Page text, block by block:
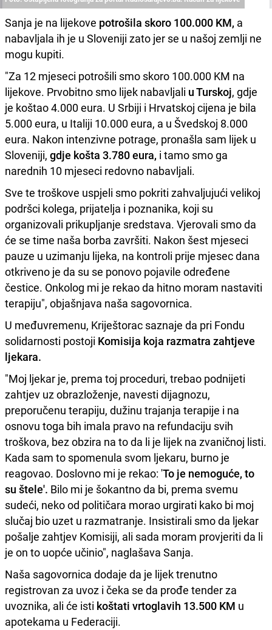
Sanja je na lijekove potrošila skoro 100.000 KM, a
nabavljala ih je u Sloveniji zato jer se u našoj zemlji ne
mogu kupiti.
"Za 12 mjeseci potrošili smo skoro 100.000 KM na
lijekove. Prvobitno smo lijek nabavljali u Turskoj, gdje
je koštao 4.000 eura. U Srbiji i Hrvatskoj cijena je bila
5.000 eura, u Italiji 10.000 eura, a u Švedskoj 8.000
eura. Nakon intenzivne potrage, pronašla sam lijek u
Sloveniji, gdje košta 3.780 eura, i tamo smo ga
narednih 10 mjeseci redovno nabavljali.
Sve te troškove uspjeli smo pokriti zahvaljujući velikoj
podršci kolega, prijatelja i poznanika, koji su
organizovali prikupljanje sredstava. Vjerovali smo da
će se time naša borba završiti. Nakon šest mjeseci
pauze u uzimanju lijeka, na kontroli prije mjesec dana
otkriveno je da su se ponovo pojavile određene
čestice. Onkolog mi je rekao da hitno moram nastaviti
terapiju", objašnjava naša sagovornica.
U međuvremenu, Kriještorac saznaje da pri Fondu
solidarnosti postoji Komisija koja razmatra zahtjeve
ljekara.
"Moj ljekar je, prema toj proceduri, trebao podnijeti
zahtjev uz obrazloženje, navesti dijagnozu,
preporučenu terapiju, dužinu trajanja terapije i na
osnovu toga bih imala pravo na refundaciju svih
troškova, bez obzira na to da li je lijek na zvaničnoj listi.
Kada sam to spomenula svom ljekaru, burno je
reagovao. Doslovno mi je rekao: 'To je nemoguće, to
su štele'. Bilo mi je šokantno da bi, prema svemu
sudeći, neko od političara morao urgirati kako bi moj
slučaj bio uzet u razmatranje. Insistirali smo da ljekar
pošalje zahtjev Komisiji, ali sada moram provjeriti da li
je on to uopće učinio", naglašava Sanja.
Naša sagovornica dodaje da je lijek trenutno
registrovan za uvoz i čeka se da prođe tender za
uvoznika, ali će isti koštati vrtoglavih 13.500 KM u
apotekama u Federaciji.